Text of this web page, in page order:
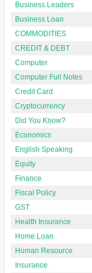
Business Leaders
Business Loan
COMMODITIES
CREDIT & DEBT
Computer
Computer Full Notes
Credit Card
Cryptocurrency
Did You Know?
Economics
English Speaking
Equity
Finance
Fiscal Policy
GST
Health Insurance
Home Loan
Human Resource
Insurance